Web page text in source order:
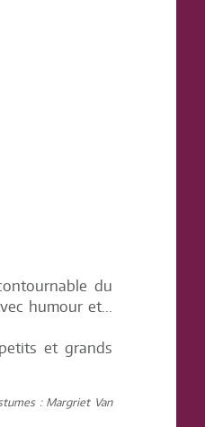
du
humour et...
et grands
: Margriet Van